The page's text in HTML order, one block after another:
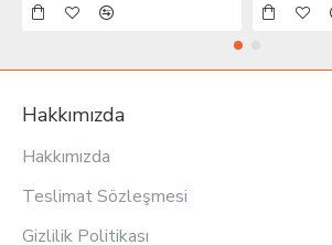
Hakkımızda
Hakkımızda
Teslimat Sözleşmesi
Gizlilik Politikası